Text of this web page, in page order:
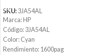
SKU: 3JA54AL
Marca: HP
Código: 3JA54AL
Color: Cyan
Rendimiento: 1600pag